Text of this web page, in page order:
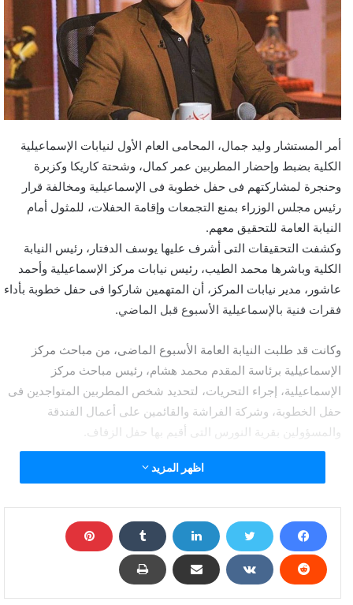
أمر المستشار وليد جمال، المحامى العام الأول لنيابات الإسماعيلية
الكلية بضبط وإحضار المطربين عمر كمال، وشحتة كاريكا وكزبرة
وحنجرة لمشاركتهم فى حفل خطوبة فى الإسماعيلية ومخالفة قرار
رئيس مجلس الوزراء بمنع التجمعات وإقامة الحفلات، للمثول أمام
النيابة العامة للتحقيق معهم.
وكشفت التحقيقات التى أشرف عليها يوسف الدفتار، رئيس النيابة
الكلية وباشرها محمد الطيب، رئيس نيابات مركز الإسماعيلية وأحمد
عاشور، مدير نيابات المركز، أن المتهمين شاركوا فى حفل خطوبة بأداء
فقرات فنية بالإسماعيلية الأسبوع قبل الماضي.
وكانت قد طلبت النيابة العامة الأسبوع الماضى، من مباحث مركز
الإسماعيلية برئاسة المقدم محمد هشام، رئيس مباحث مركز
الإسماعيلية، إجراء التحريات، لتحديد شخص المطربين المتواجدين فى
حفل الخطوبة، وشركة الفراشة والقائمين على أعمال الفندقة
والمسؤولين بقرية النورس التى أقيم بها حفل الزفاف.
كان القاضى الجزئى بمحكمة الإسماعيلية قد قرر إخلاء سبيل “م. س.
الحظر بكفالة 4 آلاف جنيه على ذمة القضية.
وكان قد أمر المستشار وليد جمال المحامى العام الأول لنيابات
أيام على ذمة التحقيقات، قبل الأفراج عنه بكفالة، بسبب قيامه بإقامة
اظهر المزيد